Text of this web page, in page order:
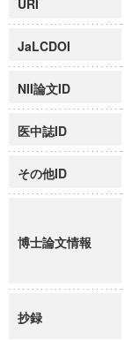
URI
JaLCDOI
NII論文ID
医中誌ID
その他ID
博士論文情報
抄録